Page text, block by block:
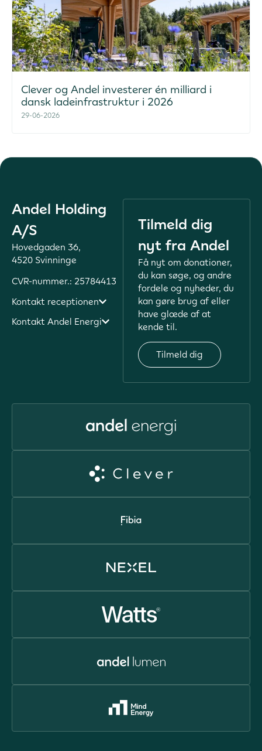
Clever og Andel investerer én milliard i
dansk ladeinfrastruktur i 2026
29-06-2026
Andel Holding
A/S
Hovedgaden 36,
4520 Svinninge
CVR-nummer.: 25784413
Kontakt receptionen
Kontakt Andel Energi
Tilmeld dig
nyt fra Andel
Få nyt om donationer,
du kan søge, og andre
fordele og nyheder, du
kan gøre brug af eller
have glæde af at
kende til.
Tilmeld dig